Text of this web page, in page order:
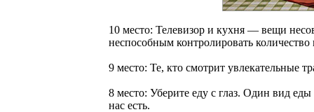
10 место: Телевизор и кухня — вещи
неспособным контролировать
9 место: Те, кто смотрит увлекательные
8 место: Уберите еду с глаз. Один вид
нас есть.